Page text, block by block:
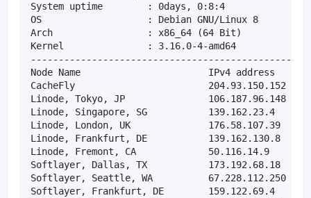
System uptime        : 0days, 0:8:4
OS                   : Debian GNU/Linux 8
Arch                 : x86_64 (64 Bit)
Kernel               : 3.16.0-4-amd64
Node Name                       IPv4 address
CacheFly                        204.93.150.152
Linode, Tokyo, JP               106.187.96.148
Linode, Singapore, SG           139.162.23.4
Linode, London, UK              176.58.107.39
Linode, Frankfurt, DE           139.162.130.8
Linode, Fremont, CA             50.116.14.9
Softlayer, Dallas, TX           173.192.68.18
Softlayer, Seattle, WA          67.228.112.250
Softlayer, Frankfurt, DE        159.122.69.4